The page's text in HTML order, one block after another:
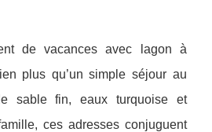
de vacances avec lagon à
plus qu’un simple séjour au
sable fin, eaux turquoise et
ces adresses conjuguent